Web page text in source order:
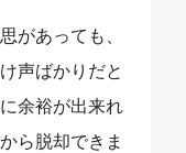
があっても、
声ばかりだと
余裕が出来れ
ら脱却できま